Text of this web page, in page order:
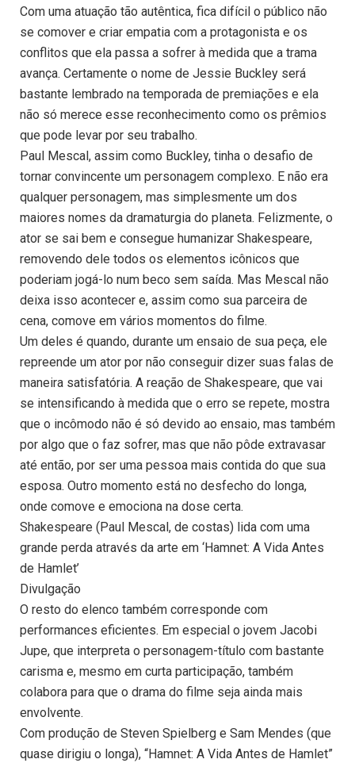
Com uma atuação tão autêntica, fica difícil o público não
se comover e criar empatia com a protagonista e os
conflitos que ela passa a sofrer à medida que a trama
avança. Certamente o nome de Jessie Buckley será
bastante lembrado na temporada de premiações e ela
não só merece esse reconhecimento como os prêmios
que pode levar por seu trabalho.
Paul Mescal, assim como Buckley, tinha o desafio de
tornar convincente um personagem complexo. E não era
qualquer personagem, mas simplesmente um dos
maiores nomes da dramaturgia do planeta. Felizmente, o
ator se sai bem e consegue humanizar Shakespeare,
removendo dele todos os elementos icônicos que
poderiam jogá-lo num beco sem saída. Mas Mescal não
deixa isso acontecer e, assim como sua parceira de
cena, comove em vários momentos do filme.
Um deles é quando, durante um ensaio de sua peça, ele
repreende um ator por não conseguir dizer suas falas de
maneira satisfatória. A reação de Shakespeare, que vai
se intensificando à medida que o erro se repete, mostra
que o incômodo não é só devido ao ensaio, mas também
por algo que o faz sofrer, mas que não pôde extravasar
até então, por ser uma pessoa mais contida do que sua
esposa. Outro momento está no desfecho do longa,
onde comove e emociona na dose certa.
Shakespeare (Paul Mescal, de costas) lida com uma
grande perda através da arte em ‘Hamnet: A Vida Antes
de Hamlet’
Divulgação
O resto do elenco também corresponde com
performances eficientes. Em especial o jovem Jacobi
Jupe, que interpreta o personagem-título com bastante
carisma e, mesmo em curta participação, também
colabora para que o drama do filme seja ainda mais
envolvente.
Com produção de Steven Spielberg e Sam Mendes (que
quase dirigiu o longa), “Hamnet: A Vida Antes de Hamlet”